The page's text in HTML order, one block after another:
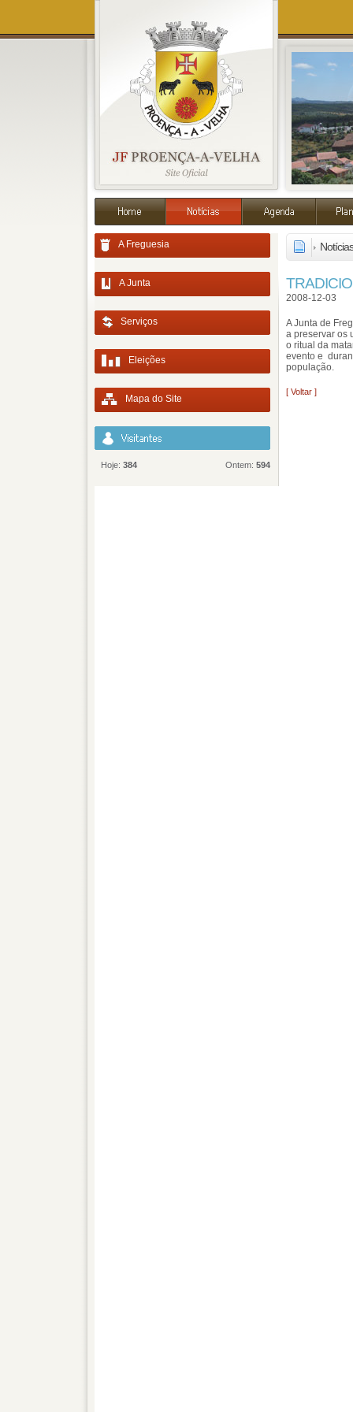
A Freguesia
A Junta
Serviços
Eleições
Mapa do Site
Hoje: 384 Ontem: 594
Notícias
2008-12-03
A Junta de
a preservar os
o ritual da
evento e
população.
[ Voltar ]